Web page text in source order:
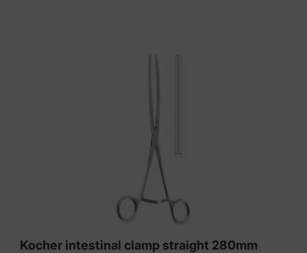
Kocher intestinal clamp straight 280mm